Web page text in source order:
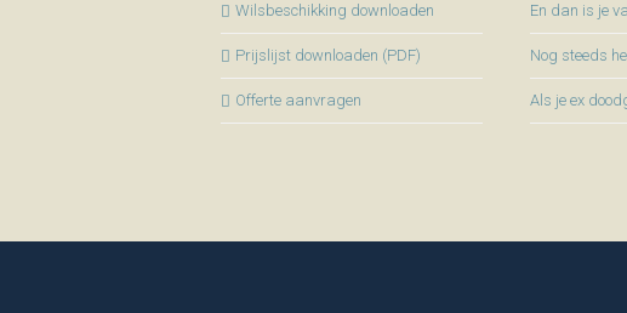
Wilsbeschikking downloaden
Prijslijst downloaden (PDF)
Offerte aanvragen
En dan is je
Nog steeds
Als je ex